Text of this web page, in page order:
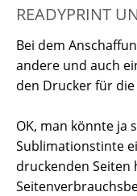
READYPRINT
Bei dem
andere und auch
den Drucker für
OK, man könnte ja
Sublimationstinte
druckenden